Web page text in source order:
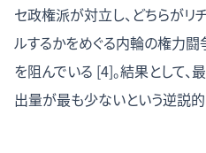
セ政権派が対立し、どちらがリ
ルするかをめぐる内輪の権力
を阻んでいる [4]。結果として
出量が最も少ないという逆説